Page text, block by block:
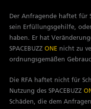
Der Anfragende haftet für
sein Erfüllungsgehilfe,
haben. Er hat
SPACEBUZZONE nicht zu
ordnungsgemäßen
Die RFA haftet nicht für
Nutzung des SPACEBUZZ
Schäden, die dem